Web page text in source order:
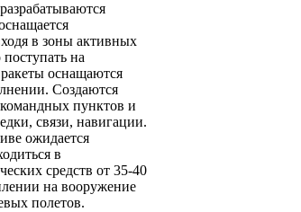
в зоны активных
на
оснащаются
Создаются
пунктов и
связи, навигации.
ожидается
в
средств от 35-40
на вооружение
полетов.